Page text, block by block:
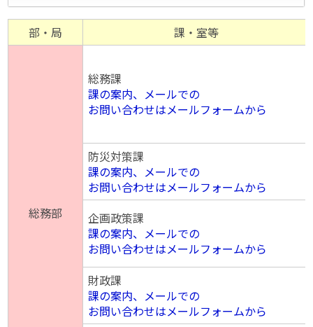
部・局 課・室等
総務部
総務課
課の案内、メールでの
お問い合わせはメールフォームから
防災対策課
課の案内、メールでの
お問い合わせはメールフォームから
企画政策課
課の案内、メールでの
お問い合わせはメールフォームから
財政課
課の案内、メールでの
お問い合わせはメールフォームから